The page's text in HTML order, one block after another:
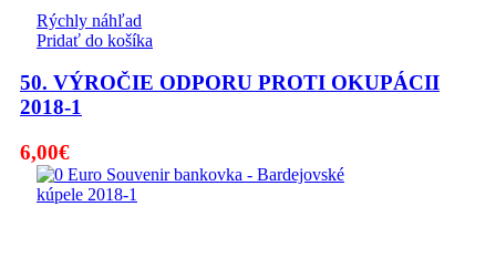
Rýchly náhľad
Pridať do košíka
50. VÝROČIE ODPORU PROTI OKUPÁCII
2018-1
6,00€